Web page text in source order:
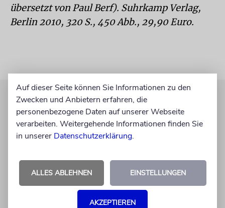
übersetzt von Paul Berf). Suhrkamp Verlag,
Berlin 2010, 320 S., 450 Abb., 29,90 Euro.
Auf dieser Seite können Sie Informationen zu den
Zwecken und Anbietern erfahren, die
personenbezogene Daten auf unserer Webseite
verarbeiten. Weitergehende Informationen finden Sie
in unserer Datenschutzerklärung.
ALLES ABLEHNEN EINSTELLUNGEN
AKZEPTIEREN